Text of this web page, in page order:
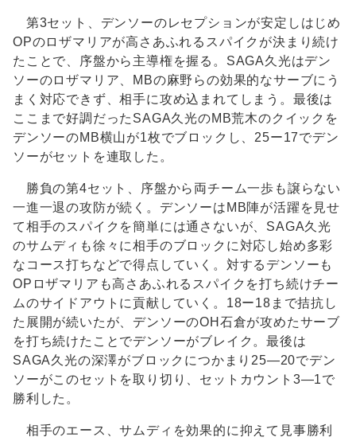
第3セット、デンソーのレセプションが安定しはじめ
OPのロザマリアが高さあふれるスパイクが決まり続け
たことで、序盤から主導権を握る。SAGA久光はデン
ソーのロザマリア、MBの麻野らの効果的なサーブにう
まく対応できず、相手に攻め込まれてしまう。最後は
ここまで好調だったSAGA久光のMB荒木のクイックを
デンソーのMB横山が1枚でブロックし、25ー17でデン
ソーがセットを連取した。
勝負の第4セット、序盤から両チーム一歩も譲らない
一進一退の攻防が続く。デンソーはMB陣が活躍を見せ
て相手のスパイクを簡単には通さないが、SAGA久光
のサムディも徐々に相手のブロックに対応し始め多彩
なコース打ちなどで得点していく。対するデンソーも
OPロザマリアも高さあふれるスパイクを打ち続けチー
ムのサイドアウトに貢献していく。18ー18まで拮抗し
た展開が続いたが、デンソーのOH石倉が攻めたサーブ
を打ち続けたことでデンソーがブレイク。最後は
SAGA久光の深澤がブロックにつかまり25―20でデン
ソーがこのセットを取り切り、セットカウント3―1で
勝利した。
相手のエース、サムディを効果的に抑えて見事勝利